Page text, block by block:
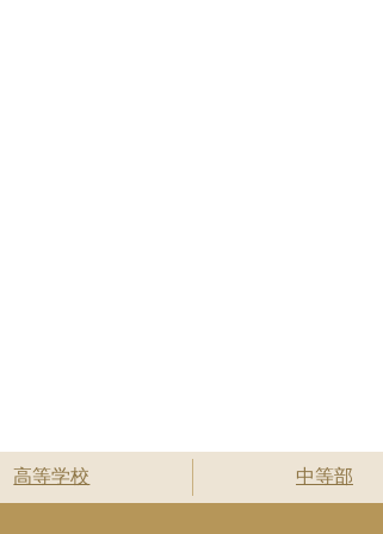
高等学校 中等部